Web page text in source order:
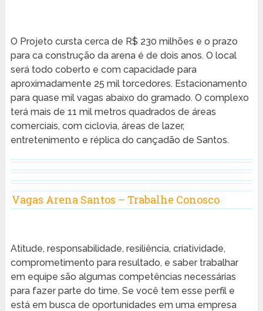
O Projeto cursta cerca de R$ 230 milhões e o prazo
para ca construção da arena é de dois anos. O local
será todo coberto e com capacidade para
aproximadamente 25 mil torcedores. Estacionamento
para quase mil vagas abaixo do gramado. O complexo
terá mais de 11 mil metros quadrados de áreas
comerciais, com ciclovia, áreas de lazer,
entretenimento e réplica do cançadão de Santos.
Vagas Arena Santos – Trabalhe Conosco
Atitude, responsabilidade, resiliência, criatividade,
comprometimento para resultado, e saber trabalhar
em equipe são algumas competências necessárias
para fazer parte do time. Se você tem esse perfil e
está em busca de oportunidades em uma empresa